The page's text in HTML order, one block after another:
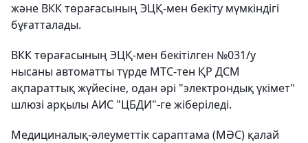
және ВКК төрағасының ЭЦҚ-мен бекіту мүмкіндігі
бұғатталады.
ВКК төрағасының ЭЦҚ-мен бекітілген №031/у
нысаны автоматты түрде МТС-тен ҚР ДСМ
ақпараттық жүйесіне, одан әрі "электрондық үкімет"
шлюзі арқылы АИС "ЦБДИ"-ге жіберіледі.
Медициналық-әлеуметтік сараптама (МӘС) қалай